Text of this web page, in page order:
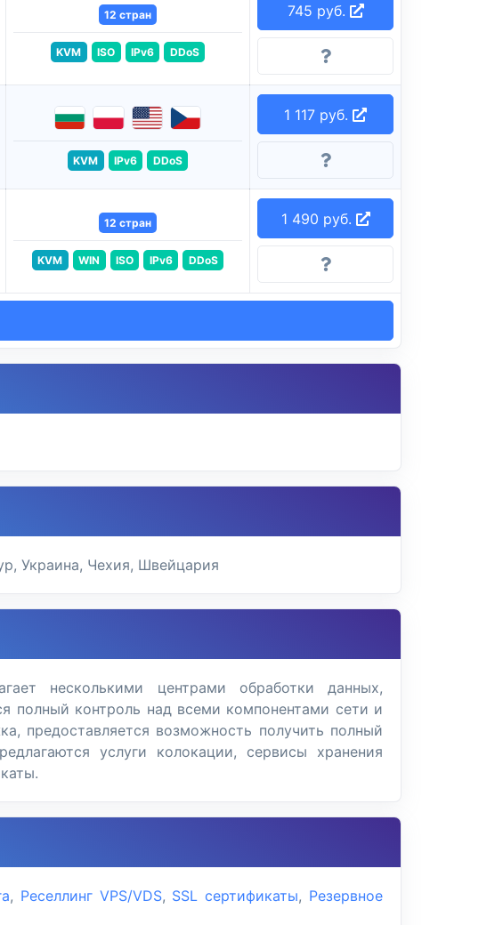
12 стран
KVM ISO IPv6 DDoS
745 руб.
KVM IPv6 DDoS
1 117 руб.
12 стран
KVM WIN ISO IPv6 DDoS
1 490 руб.
Украина, Чехия, Швейцария
несколькими центрами обработки данных,
полный контроль над всеми компонентами сети и
предоставляется возможность получить полный
услуги колокации, сервисы хранения
, Реселлинг VPS/VDS, SSL сертификаты, Резервное